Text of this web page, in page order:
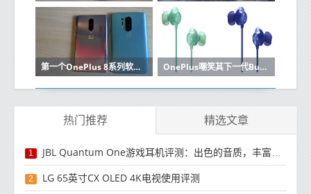
第一个OnePlus 8系列软件更新带来了不少更改 OnePlus嘲笑其下一代Bullets Wireless耳机的设计
热门推荐 精选文章
1 JBL Quantum One游戏耳机评测：出色的音质，丰富的功能
2 LG 65英寸CX OLED 4K电视使用评测